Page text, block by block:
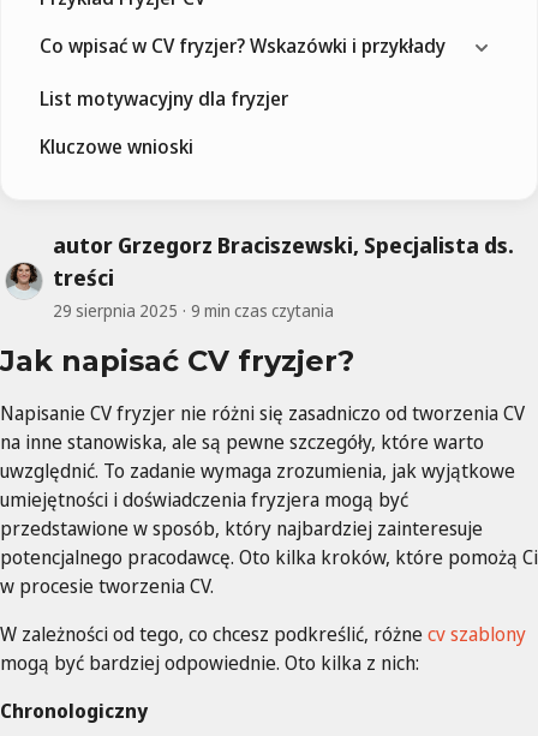
autor Grzegorz Braciszewski, Specjalista ds.
treści
29 sierpnia 2025 9 min czas czytania
Jak napisać CV fryzjer?
Napisanie CV fryzjer nie różni się zasadniczo od tworzenia CV
na inne stanowiska, ale są pewne szczegóły, które warto
uwzględnić. To zadanie wymaga zrozumienia, jak wyjątkowe
umiejętności i doświadczenia fryzjera mogą być
przedstawione w sposób, który najbardziej zainteresuje
potencjalnego pracodawcę. Oto kilka kroków, które pomożą Ci
w procesie tworzenia CV.
W zależności od tego, co chcesz podkreślić, różnecv szablony
mogą być bardziej odpowiednie. Oto kilka z nich:
Chronologiczny
Co wpisać w CV fryzjer? Wskazówki i przykłady
List motywacyjny dla fryzjer
Kluczowe wnioski